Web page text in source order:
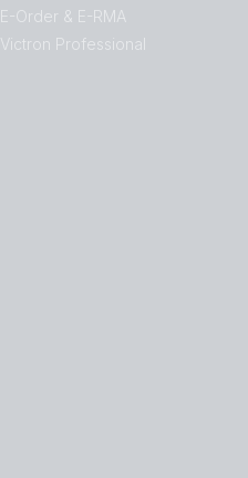
E-Order & E-RMA
Victron Professional